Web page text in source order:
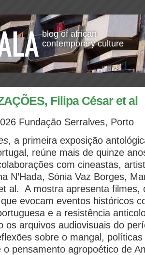
blog of african
contemporary culture
Filipa César et al
Fundação Serralves, Porto
, a primeira exposição
reúne mais de quinze
com cineastas,
N’Hada, Sónia Vaz Borges,
al. A mostra apresenta filmes,
evocam eventos históricos
e a resistência
os arquivos audiovisuais do
sobre o mangal,
o pensamento agropoético de